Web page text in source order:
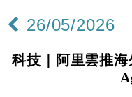
26/05/2026
科技｜阿里雲推